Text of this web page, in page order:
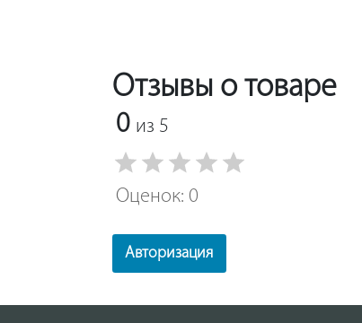
Отзывы о товаре
0 из 5
Оценок: 0
Авторизация